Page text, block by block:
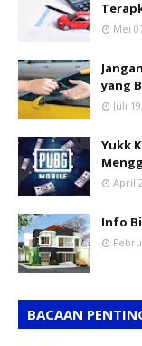
Mei
yang
Juli
Yukk
April
Info
BACAAN